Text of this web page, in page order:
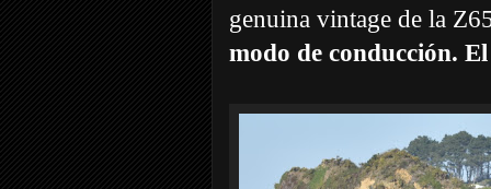
genuina vintage de la
modo de conducción.